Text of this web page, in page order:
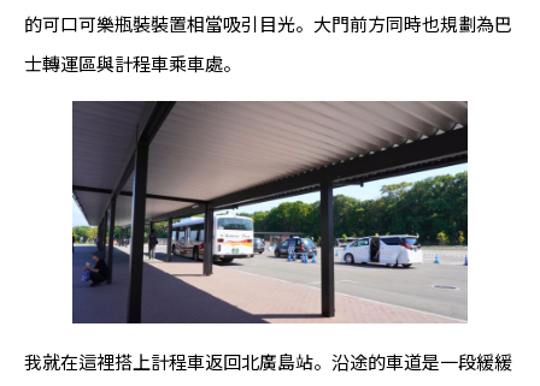
的可口可樂瓶裝裝置相當吸引目光。大門前方同時也規劃為巴
士轉運區與計程車乘車處。
我就在這裡搭上計程車返回北廣島站。沿途的車道是一段緩緩